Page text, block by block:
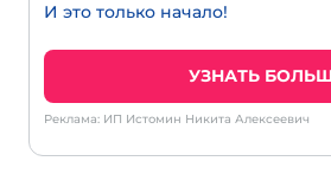
И это только начало!
УЗНАТЬ
Реклама: ИП Истомин Никита Алексеевич